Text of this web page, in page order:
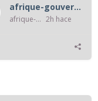
afrique-gouvernance-rss
afrique-gouvernance-rss 2h hace